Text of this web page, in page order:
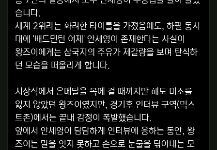
습니다.
세계 2위라는 화려한 타이틀을 가졌음에도, 하필 동시
대에 '배드민턴 여제' 안세영이 존재한다는 사실이
왕즈이에게는 삼국지의 주유가 제갈량을 보며 탄식하
던 모습을 떠올리게 합니다.
시상식에서 은메달을 목에 걸 때까지만 해도 미소를
잃지 않았던 왕즈이였지만, 경기후 인터뷰 구역(믹스
트존)에서는 끝내 감정이 폭발했습니다.
옆에서 안세영이 담담하게 인터뷰에 응하는 동안, 왕
즈이는 말을 잇지 못하고 손으로 눈물을 닦아내는 모